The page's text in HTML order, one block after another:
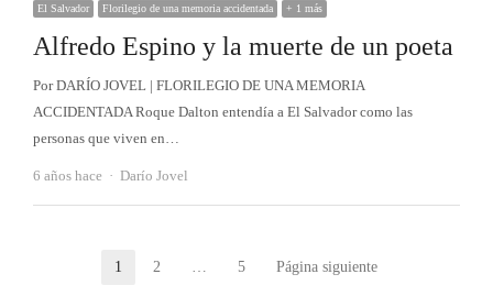
El Salvador Florilegio de una memoria accidentada + 1 más
Alfredo Espino y la muerte de un poeta
Por DARÍO JOVEL | FLORILEGIO DE UNA MEMORIA
ACCIDENTADA Roque Dalton entendía a El Salvador como las
personas que viven en…
6 años hace Autor
Darío Jovel
PaginaciónPágina
1 Página
2 Página
5 Página siguiente